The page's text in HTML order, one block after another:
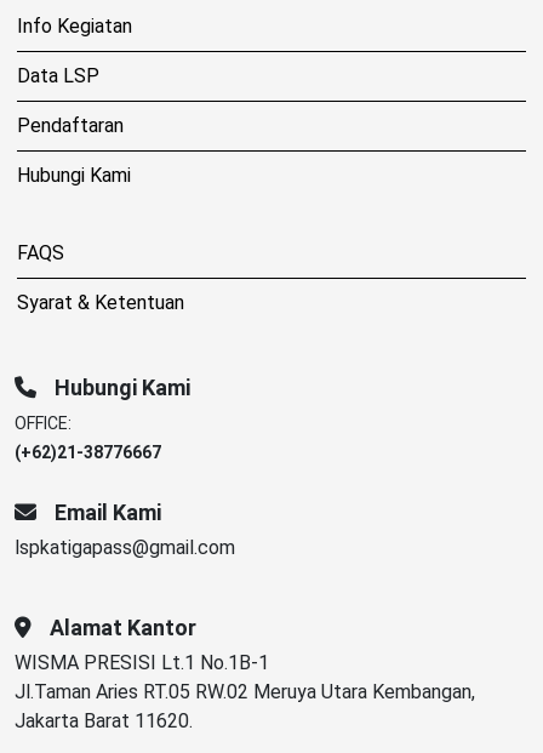
Info Kegiatan
Data LSP
Pendaftaran
Hubungi Kami
FAQS
Syarat & Ketentuan
Hubungi Kami
OFFICE:
(+62)21-38776667
Email Kami
lspkatigapass@gmail.com
Alamat Kantor
WISMA PRESISI Lt.1 No.1B-1
Jl.Taman Aries RT.05 RW.02 Meruya Utara Kembangan,
Jakarta Barat 11620.